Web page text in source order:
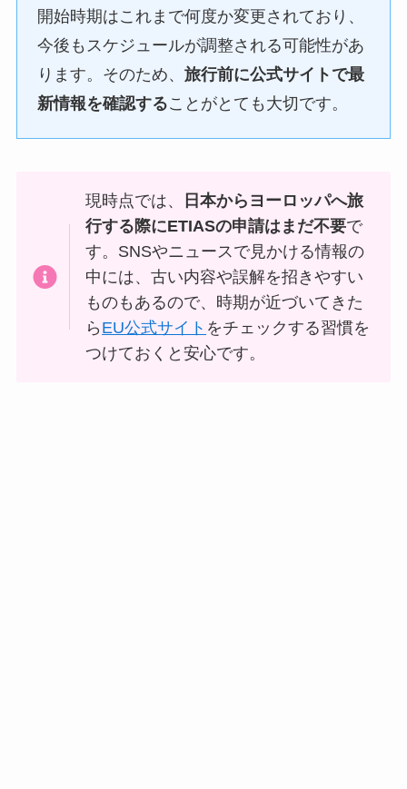
開始時期はこれまで何度か変更されており、
今後もスケジュールが調整される可能性があ
ります。そのため、旅行前に公式サイトで最
新情報を確認することがとても大切です。
現時点では、
日本からヨーロッパへ旅
行する際にETIASの申請はまだ不要で
す。SNSやニュースで見かける情報の
中には、古い内容や誤解を招きやすい
ものもあるので、時期が近づいてきた
ら EU公式サイト をチェックする習慣を
つけておくと安心です。